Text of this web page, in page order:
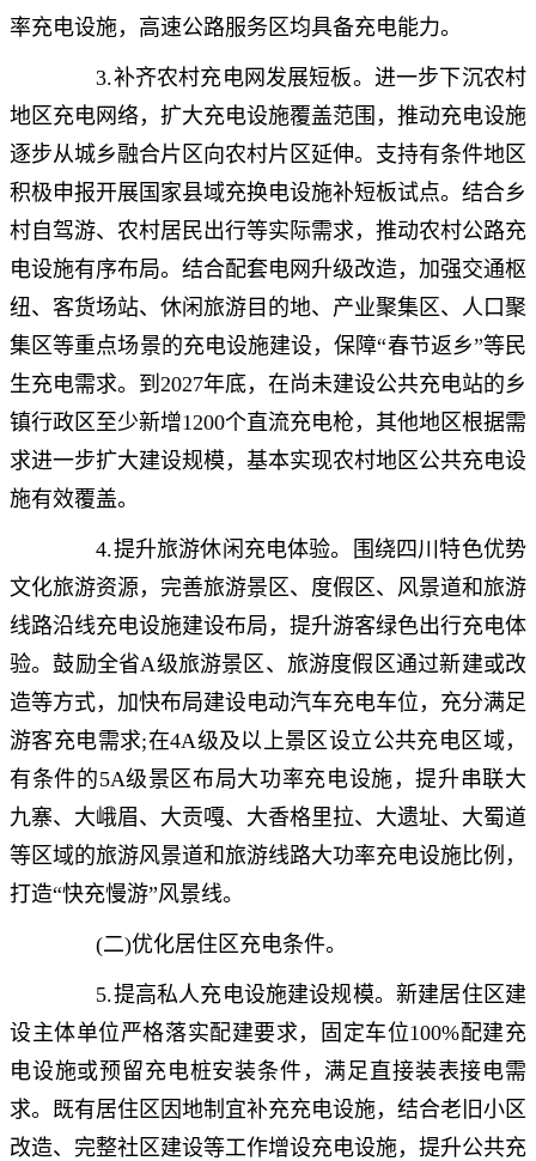
率充电设施，高速公路服务区均具备充电能力。
3.补齐农村充电网发展短板。进一步下沉农村
地区充电网络，扩大充电设施覆盖范围，推动充电设施
逐步从城乡融合片区向农村片区延伸。支持有条件地区
积极申报开展国家县域充换电设施补短板试点。结合乡
村自驾游、农村居民出行等实际需求，推动农村公路充
电设施有序布局。结合配套电网升级改造，加强交通枢
纽、客货场站、休闲旅游目的地、产业聚集区、人口聚
集区等重点场景的充电设施建设，保障“春节返乡”等民
生充电需求。到2027年底，在尚未建设公共充电站的乡
镇行政区至少新增1200个直流充电枪，其他地区根据需
求进一步扩大建设规模，基本实现农村地区公共充电设
施有效覆盖。
4.提升旅游休闲充电体验。围绕四川特色优势
文化旅游资源，完善旅游景区、度假区、风景道和旅游
线路沿线充电设施建设布局，提升游客绿色出行充电体
验。鼓励全省A级旅游景区、旅游度假区通过新建或改
造等方式，加快布局建设电动汽车充电车位，充分满足
游客充电需求;在4A级及以上景区设立公共充电区域，
有条件的5A级景区布局大功率充电设施，提升串联大
九寨、大峨眉、大贡嘎、大香格里拉、大遗址、大蜀道
等区域的旅游风景道和旅游线路大功率充电设施比例，
打造“快充慢游”风景线。
(二)优化居住区充电条件。
5.提高私人充电设施建设规模。新建居住区建
设主体单位严格落实配建要求，固定车位100%配建充
电设施或预留充电桩安装条件，满足直接装表接电需
求。既有居住区因地制宜补充充电设施，结合老旧小区
改造、完整社区建设等工作增设充电设施，提升公共充